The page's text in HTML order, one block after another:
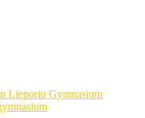
Lieporiu Gymnasium